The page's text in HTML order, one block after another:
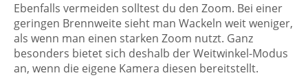
Ebenfalls vermeiden solltest du den Zoom. Bei einer
geringen Brennweite sieht man Wackeln weit weniger,
als wenn man einen starken Zoom nutzt. Ganz
besonders bietet sich deshalb der Weitwinkel-Modus
an, wenn die eigene Kamera diesen bereitstellt.